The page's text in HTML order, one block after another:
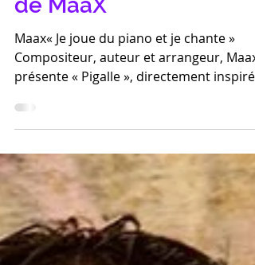
Découverte : "Pigalle"
de MaaX
Maax« Je joue du piano et je chante »
Compositeur, auteur et arrangeur, Maax